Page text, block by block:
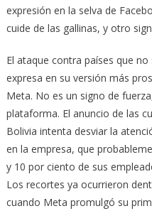
expresión en la selva de
cuide de las gallinas, y otro
El ataque contra países que
expresa en su versión más
Meta. No es un signo de
plataforma. El anuncio de las
Bolivia intenta desviar la
en la empresa, que
y ​​10 por ciento de sus
Los recortes ya ocurrieron
cuando Meta promulgó su